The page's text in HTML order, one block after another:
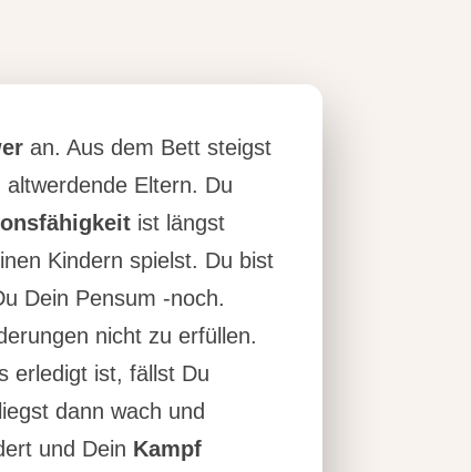
an. Aus dem Bett steigst
Eltern. Du
ist längst
Kindern spielst. Du bist
Dein Pensum -noch.
nicht zu erfüllen.
erledigt ist, fällst Du
dann wach und
und Dein Kampf